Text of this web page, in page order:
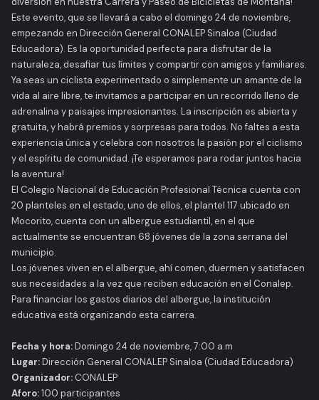
Este evento, que se llevará a cabo el domingo 24 de noviembre,
empezando en Dirección General CONALEP Sinaloa (Ciudad
Educadora). Es la oportunidad perfecta para disfrutar de la
naturaleza, desafiar tus límites y compartir con amigos y familiares.
Ya seas un ciclista experimentado o simplemente un amante de la
vida al aire libre, te invitamos a participar en un recorrido lleno de
adrenalina y paisajes impresionantes. La inscripción es abierta y
gratuita, y habrá premios y sorpresas para todos. No faltes a esta
experiencia única y celebra con nosotros la pasión por el ciclismo
y el espíritu de comunidad. ¡Te esperamos para rodar juntos hacia
la aventura!
El Colegio Nacional de Educación Profesional Técnica cuenta con
20 planteles en el estado, uno de ellos, el plantel 117 ubicado en
Mocorito, cuenta con un albergue estudiantil, en el que
actualmente se encuentran 68 jóvenes de la zona serrana del
municipio.
Los jóvenes viven en el albergue, ahí comen, duermen y satisfacen
sus necesidades a la vez que reciben educación en el Conalep.
Para financiar los gastos diarios del albergue, la institución
educativa está organizando esta carrera.
Fecha y hora:Domingo 24 de noviembre, 7:00 a.m
Lugar:Dirección General CONALEP Sinaloa (Ciudad Educadora)
Organizador: CONALEP
Aforo:100 participantes